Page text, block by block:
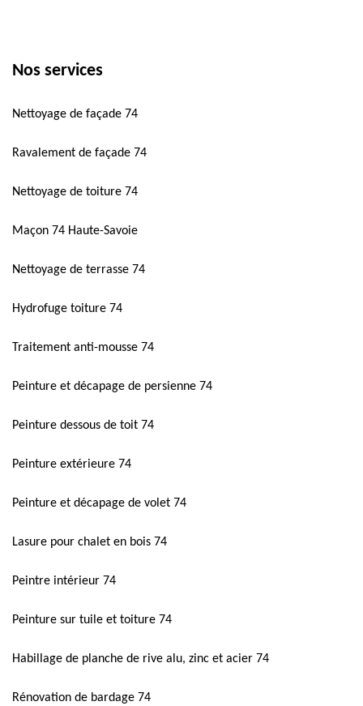
Nos services
Nettoyage de façade 74
Ravalement de façade 74
Nettoyage de toiture 74
Maçon 74 Haute-Savoie
Nettoyage de terrasse 74
Hydrofuge toiture 74
Traitement anti-mousse 74
Peinture et décapage de persienne 74
Peinture dessous de toit 74
Peinture extérieure 74
Peinture et décapage de volet 74
Lasure pour chalet en bois 74
Peintre intérieur 74
Peinture sur tuile et toiture 74
Habillage de planche de rive alu, zinc et acier 74
Rénovation de bardage 74